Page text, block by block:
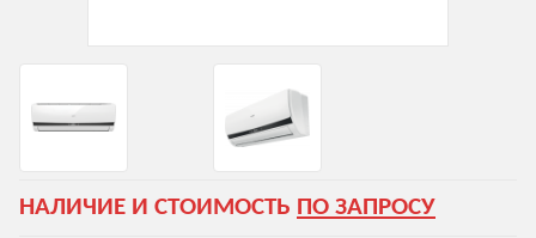
НАЛИЧИЕ И СТОИМОСТЬ ПО ЗАПРОСУ